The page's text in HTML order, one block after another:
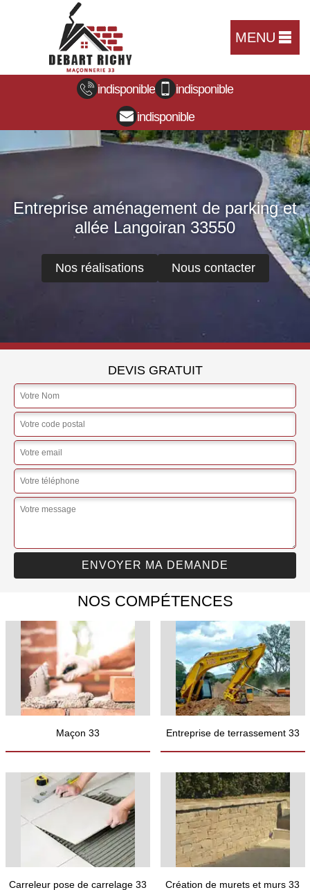
MENU
indisponible
indisponible
indisponible
Entreprise aménagement de parking et
allée Langoiran 33550
Nos réalisations Nous contacter
DEVIS GRATUIT
NOS COMPÉTENCES
Maçon 33 Entreprise de terrassement 33
Carreleur pose de carrelage 33 Création de murets et murs 33